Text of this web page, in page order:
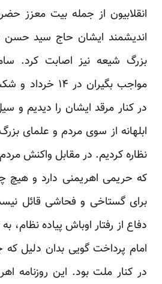
انقلابیون از جمله بیت معزز
اندیشمند ایشان حاج سید حسن
بزرگ شیعه نیز اصابت کرد.
مواجب بگیران در
در کنار مرقد ایشان را دیدیم و
ابلهانه از سوی مردم و علمای
نظاره کردیم. در مقابل واکنش
که حریمی اهریمنی دارد و
برای گستاخی و فحاشی قائل
دفاع از رفتار اوباش پیاده نظام،
امام پرداخت گویی بدان دلیل
در کنار ملت بود. این روزنامه